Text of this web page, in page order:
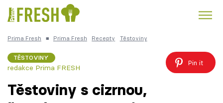
Česká kuchyně Čokoláda
Prima Fresh ■ Prima Fresh Recepty Těstoviny
TĚSTOVINY
redakce Prima FRESH
Pin it
Těstoviny s cizrnou,